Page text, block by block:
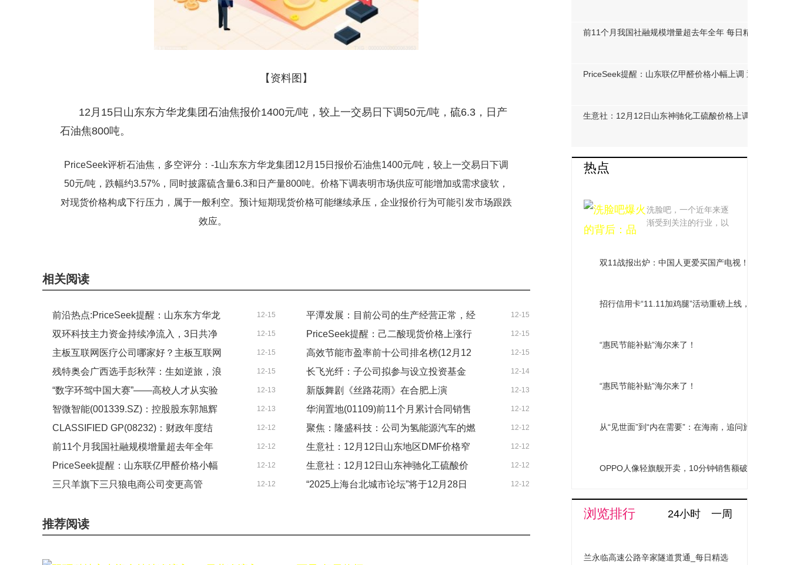
【资料图】
12月15日山东东方华龙集团石油焦报价1400元/吨，较上一交易日下调50元/吨，硫6.3，日产
石油焦800吨。
PriceSeek评析石油焦，多空评分：-1山东东方华龙集团12月15日报价石油焦1400元/吨，较上一交易日下调
50元/吨，跌幅约3.57%，同时披露硫含量6.3和日产量800吨。价格下调表明市场供应可能增加或需求疲软，
对现货价格构成下行压力，属于一般利空。预计短期现货价格可能继续承压，企业报价行为可能引发市场跟跌
效应。
相关阅读
前沿热点:PriceSeek提醒：山东东方华龙
石油焦报价下调
12-15
平潭发展：目前公司的生产经营正常，经
营情况及内外部经营环境未发生重大变化
热讯
12-15
双环科技主力资金持续净流入，3日共净
流入1309.72万元-每日热闻
12-15
PriceSeek提醒：己二酸现货价格上涨行
情好转|热推荐
12-15
主板互联网医疗公司哪家好？主板互联网
医疗概念股市值排名
12-15
高效节能市盈率前十公司排名榜(12月12
日上市公司市盈率10强)
12-15
残特奥会广西选手彭秋萍：生如逆旅，浪
里追光 动态焦点
12-15 长飞光纤：子公司拟参与设立投资基金 12-14
“数字环驾中国大赛”——高校人才从实验
室到赛场的跨越
12-13 新版舞剧《丝路花雨》在合肥上演 12-13
智微智能(001339.SZ)：控股股东郭旭辉
累计减持196.8万股公司股份
12-13
华润置地(01109)前11个月累计合同销售
金额约1926亿元 同比减少15.9%
12-12
CLASSIFIED GP(08232)：财政年度结
算日更改为3月31日
12-12
聚焦：隆盛科技：公司为氢能源汽车的燃
料电池系统匹配空气路阀件
12-12
前11个月我国社融规模增量超去年全年
每日精选
12-12
生意社：12月12日山东地区DMF价格窄
幅运行-今日看点
12-12
PriceSeek提醒：山东联亿甲醛价格小幅
上调 通讯
12-12
生意社：12月12日山东神驰化工硫酸价
格上调
12-12
三只羊旗下三只狼电商公司变更高管 12-12
“2025上海台北城市论坛”将于12月28日
12-12
推荐阅读
前11个月我国社融规模增量超去年全年 每日精选
PriceSeek提醒：山东联亿甲醛价格小幅上调 通讯
生意社：12月12日山东神驰化工硫酸价格上调
热点
品牌争相涌入，市场发
洗脸吧，一个近年来逐
渐受到关注的行业，以
双11战报出炉：中国人更爱买国产电视！TCL夺多
招行信用卡“11.11加鸡腿”活动重磅上线，全网购物
“惠民节能补贴”海尔来了！
“惠民节能补贴”海尔来了！
从“见世面”到“内在需要”：在海南，追问旅行的意义
OPPO人像轻旗舰开卖，10分钟销售额破亿，
浏览排行 24小时 一周
兰永临高速公路辛家隧道贯通_每日精选